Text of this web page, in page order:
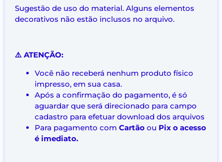
Sugestão de uso do material. Alguns elementos
decorativos não estão inclusos no arquivo.
⚠️ ATENÇÃO:
Você não receberá nenhum produto físico
impresso, em sua casa.
Após a confirmação do pagamento, é só
aguardar que será direcionado para campo
cadastro para efetuar download dos arquivos
Para pagamento com Cartão ou Pix o acesso
é imediato.